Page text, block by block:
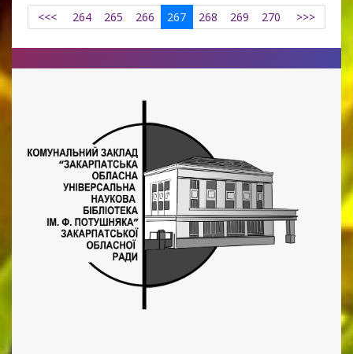
<<< 264 265 266 267 268 269 270 >>>